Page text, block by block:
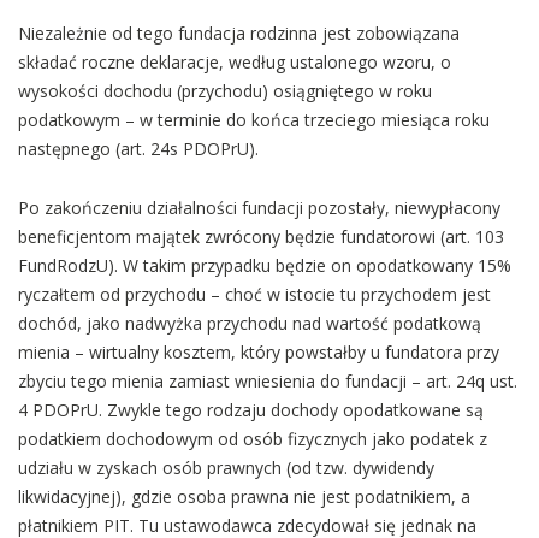
Niezależnie od tego fundacja rodzinna jest zobowiązana
składać roczne deklaracje, według ustalonego wzoru, o
wysokości dochodu (przychodu) osiągniętego w roku
podatkowym – w terminie do końca trzeciego miesiąca roku
następnego (art. 24s PDOPrU).
Po zakończeniu działalności fundacji pozostały, niewypłacony
beneficjentom majątek zwrócony będzie fundatorowi (art. 103
FundRodzU). W takim przypadku będzie on opodatkowany 15%
ryczałtem od przychodu – choć w istocie tu przychodem jest
dochód, jako nadwyżka przychodu nad wartość podatkową
mienia – wirtualny kosztem, który powstałby u fundatora przy
zbyciu tego mienia zamiast wniesienia do fundacji – art. 24q ust.
4 PDOPrU. Zwykle tego rodzaju dochody opodatkowane są
podatkiem dochodowym od osób fizycznych jako podatek z
udziału w zyskach osób prawnych (od tzw. dywidendy
likwidacyjnej), gdzie osoba prawna nie jest podatnikiem, a
płatnikiem PIT. Tu ustawodawca zdecydował się jednak na